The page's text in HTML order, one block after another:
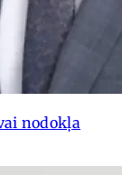
nodokļa